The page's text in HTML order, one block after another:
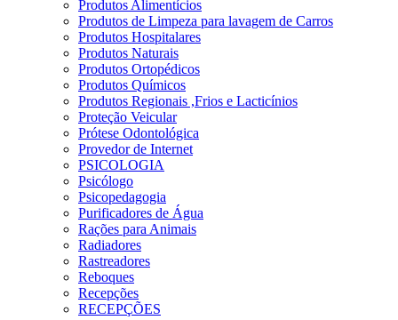
Produtos Alimentícios
Produtos de Limpeza para lavagem de Carros
Produtos Hospitalares
Produtos Naturais
Produtos Ortopédicos
Produtos Químicos
Produtos Regionais ,Frios e Lacticínios
Proteção Veicular
Prótese Odontológica
Provedor de Internet
PSICOLOGIA
Psicólogo
Psicopedagogia
Purificadores de Água
Rações para Animais
Radiadores
Rastreadores
Reboques
Recepções
RECEPÇÕES